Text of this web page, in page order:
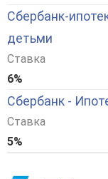
Сбербанк-
детьми
Ставка
6%
Сбербанк -
Ставка
5%